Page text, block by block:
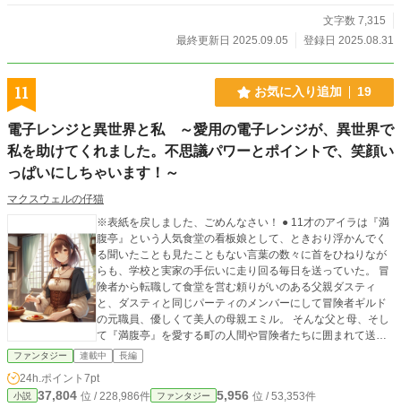
文字数 7,315
最終更新日 2025.09.05
登録日 2025.08.31
11 お気に入り追加 19
電子レンジと異世界と私 ～愛用の電子レンジが、異世界で
私を助けてくれました。不思議パワーとポイントで、笑顔い
っぱいにしちゃいます！～
マクスウェルの仔猫
※表紙を戻しました、ごめんなさい！ ● 11才のアイラは『満
腹亭』という人気食堂の看板娘として、ときおり浮かんでく
る聞いたことも見たこともない言葉の数々に首をひねりなが
らも、学校と実家の手伝いに走り回る毎日を送っていた。 冒
険者から転職して食堂を営む頼りがいのある父親ダスティ
と、ダスティと同じパーティのメンバーにして冒険者ギルド
の元職員、優しくて美人の母親エミル。 そんな父と母、そし
て『満腹亭』を愛する町の人間や冒険者たちに囲まれて送る
日々はアイラにとって幸せいっぱいの毎日であった。 だが、
ギルドの目の前に『荒鷲亭』という食堂ができてから、状況
は刻一刻と翳りを見せ始める。『荒鷲亭』が『満腹亭』の人
気をやっかみ、あの手この手で嫌がらせをし始めたのだ。 ●
ファンタジー 連載中 長編
24h.ポイント 7pt
小説 37,804 位 / 228,986件 ファンタジー 5,956 位 / 53,353件